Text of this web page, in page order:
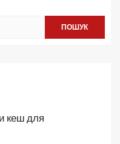
ПОШУК
кеш для